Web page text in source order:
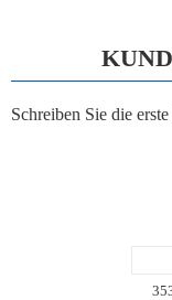
Schreiben Sie die